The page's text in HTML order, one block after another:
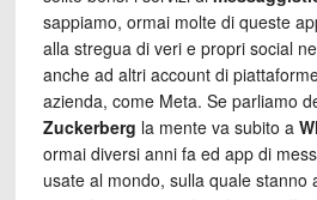
sappiamo, ormai molte di queste
alla stregua di veri e propri social
anche ad altri account di
azienda, come Meta. Se parliamo
Zuckerberg la mente va subito a
ormai diversi anni fa ed app di
usate al mondo, sulla quale stanno